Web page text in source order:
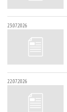
23.07.2026
22.07.2026